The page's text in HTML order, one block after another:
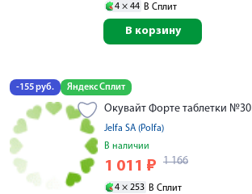
4 × 44 В Сплит
В корзину
-155 руб. Яндекс Сплит
Окувайт Форте таблетки №30
Jelfa SA (Polfa)
В наличии
1 011 ₽ 1 166
4 × 253 В Сплит